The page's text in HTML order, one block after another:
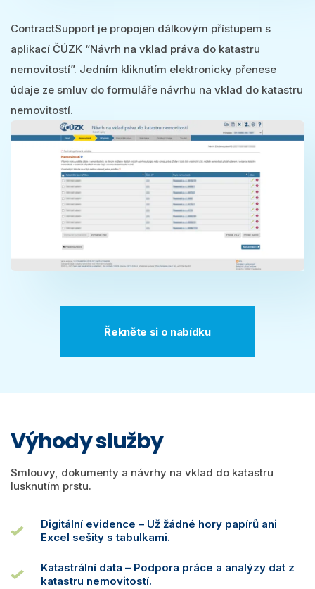
ContractSupport je propojen dálkovým přístupem s
aplikací ČÚZK “Návrh na vklad práva do katastru
nemovitostí”. Jedním kliknutím elektronicky přenese
údaje ze smluv do formuláře návrhu na vklad do katastru
nemovitostí.
Řekněte si o nabídku
Výhody služby
Smlouvy, dokumenty a návrhy na vklad do katastru
lusknutím prstu.
Digitální evidence – Už žádné hory papírů ani
Excel sešity s tabulkami.
Katastrální data – Podpora práce a analýzy dat z
katastru nemovitostí.